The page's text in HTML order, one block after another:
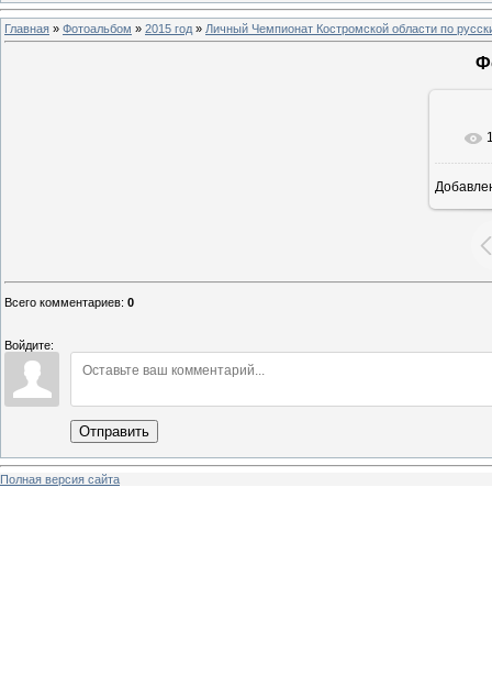
Главная » Фотоальбом » 2015 год » Личный Чемпионат Костромской области по
Всего комментариев: 0
Войдите:
Отправить
Полная версия сайта